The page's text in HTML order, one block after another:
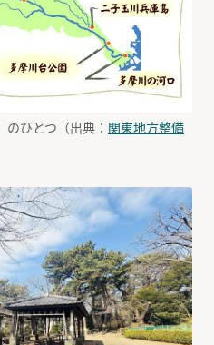
ひとつ（出典： 関東地方整備